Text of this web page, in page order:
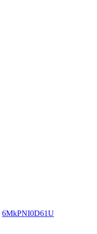
6MkPNI0D61U